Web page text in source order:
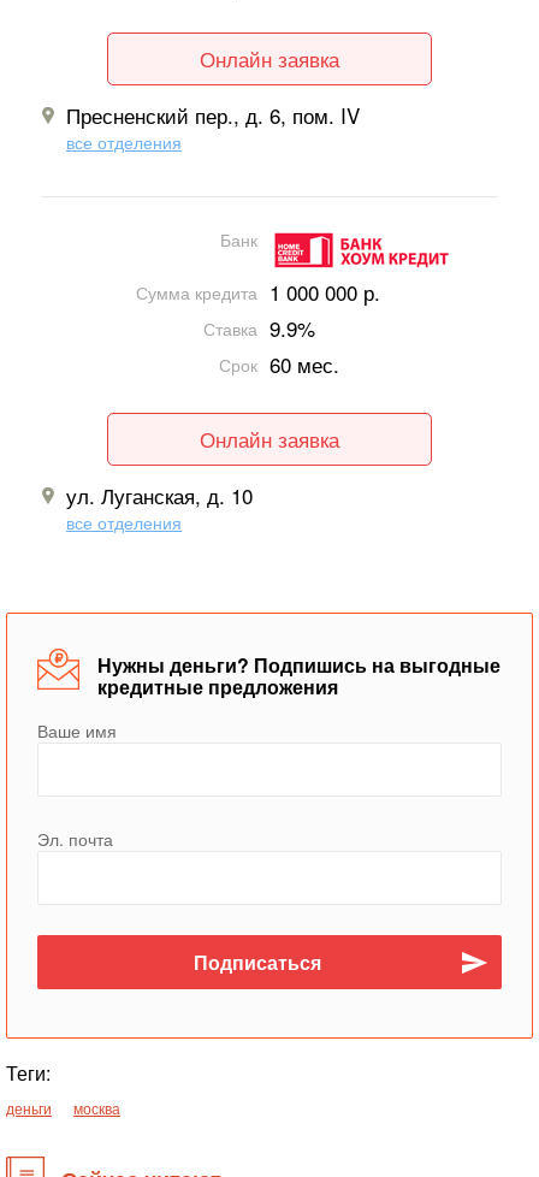
Онлайн заявка
Пресненский пер., д. 6, пом. IV
все отделения
Банк
Сумма кредита 1 000 000 р.
Ставка 9.9%
Срок 60 мес.
Онлайн заявка
ул. Луганская, д. 10
все отделения
Нужны деньги? Подпишись на выгодные
кредитные предложения
Ваше имя
Эл. почта
Теги:
деньги москва